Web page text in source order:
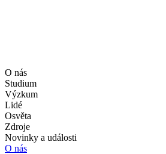
O nás
Studium
Výzkum
Lidé
Osvěta
Zdroje
Novinky a události
O nás